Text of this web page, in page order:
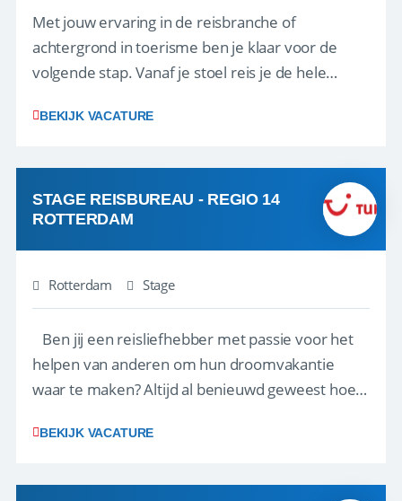
Met jouw ervaring in de reisbranche of
achtergrond in toerisme ben je klaar voor de
volgende stap. Vanaf je stoel reis je de hele
wensen van je team, je klant en wat er in de
klanten te overtuigen om die droomreis te
boeken! ...
BEKIJK VACATURE
STAGE REISBUREAU - REGIO 14
ROTTERDAM
Rotterdam Stage
Ben jij een reisliefhebber met passie voor het
helpen van anderen om hun droomvakantie
waar te maken? Altijd al benieuwd geweest hoe
van de grootste reisorganisaties? Dan is een
op zoek naar een enthousiaste, leergie...
BEKIJK VACATURE